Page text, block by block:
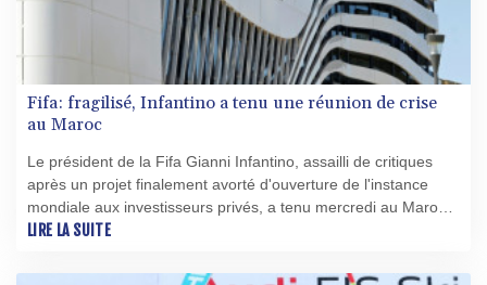
Fifa: fragilisé, Infantino a tenu une réunion de crise
au Maroc
Le président de la Fifa Gianni Infantino, assailli de critiques
après un projet finalement avorté d'ouverture de l'instance
mondiale aux investisseurs privés, a tenu mercredi au Maroc
une réunion de crise avec de hauts responsables de
LIRE LA SUITE